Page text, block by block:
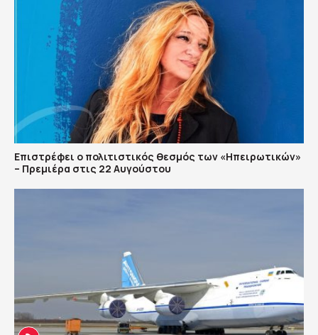
Επιστρέφει ο πολιτιστικός θεσμός των «Ηπειρωτικών»
– Πρεμιέρα στις 22 Αυγούστου